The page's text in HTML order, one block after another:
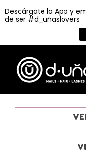
content
Descárgate la App y
de ser #d_uñaslovers